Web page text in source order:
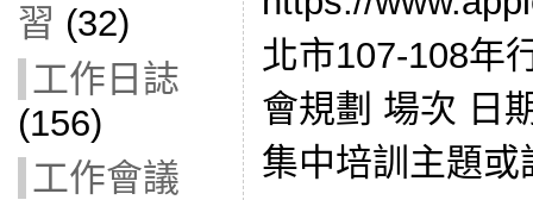
習 (32)
工作日誌
(156)
工作會議
北市107-108年
會規劃 場次 日
集中培訓主題